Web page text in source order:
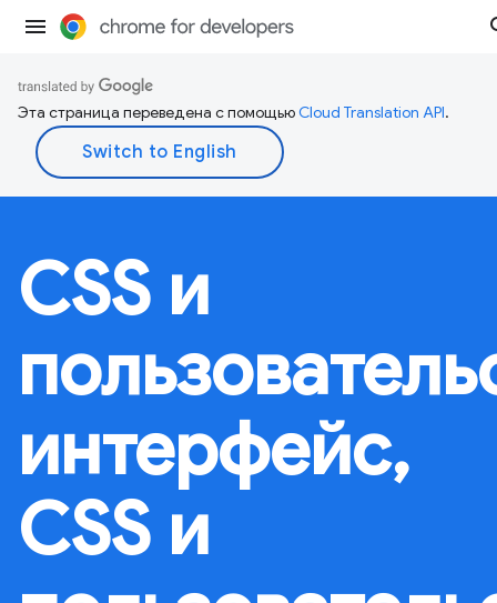
Эта страница переведена с помощьюCloud Translation API.
CSS и
интерфейс,
CSS и